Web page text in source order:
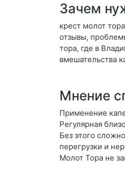
Зачем
крест молот
отзывы,
тора, где в
вмешательства
Мнение
Применение
Регулярная
Без этого
перегрузки и
Молот Тора не